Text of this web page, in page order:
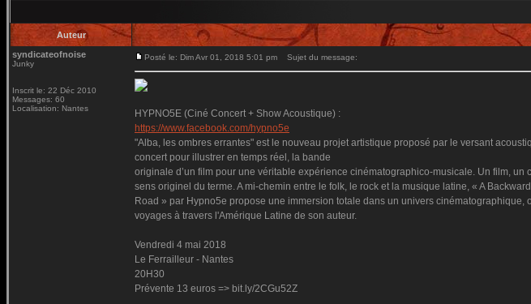
Auteur
syndicateofnoise
Junky
Inscrit le: 22 Déc 2010
Messages: 60
Localisation: Nantes
Posté le: Dim Avr 01, 2018 5:01 pm Sujet du message:
HYPNO5E (Ciné Concert + Show Acoustique) :
https://www.facebook.com/hypno5e
"Alba, les ombres errantes" est le nouveau projet artistique proposé par le versant
concert pour illustrer en temps réel, la bande
originale d’un film pour une véritable expérience cinématographico-musicale. Un film,
sens originel du terme. A mi-chemin entre le folk, le rock et la musique latine, « A Backward
Road » par Hypno5e propose une immersion totale dans un univers
voyages à travers l'Amérique Latine de son auteur.
Vendredi 4 mai 2018
Le Ferrailleur - Nantes
20H30
Prévente 13 euros => bit.ly/2CGu52Z